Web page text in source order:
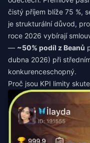
čistý příjem blíže 75 %,
je strukturální důvod,
roce 2026 vybírají
— ~50% podíl z Beanů
dubna 2026) při
konkurenceschopný.
Proč jsou KPI limity